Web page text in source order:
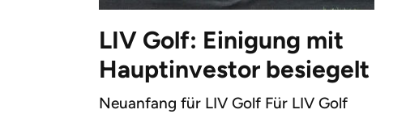
LIV Golf: Einigung mit
Hauptinvestor besiegelt
Neuanfang für LIV Golf Für LIV Golf